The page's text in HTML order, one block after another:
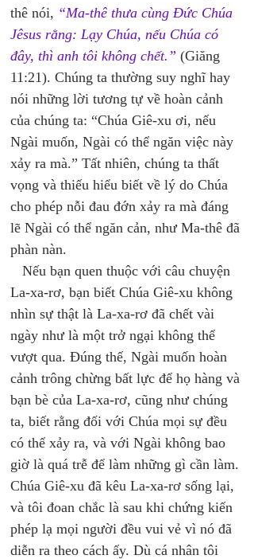
thê nói, “Ma-thê thưa cùng Đức Chúa
Jêsus rằng: Lạy Chúa, nếu Chúa có
đây, thì anh tôi không chết.” (Giăng
11:21). Chúng ta thường suy nghĩ hay
nói những lời tương tự về hoàn cảnh
của chúng ta: “Chúa Giê-xu ơi, nếu
Ngài muốn, Ngài có thể ngăn việc này
xảy ra mà.” Tất nhiên, chúng ta thất
vọng và thiếu hiểu biết về lý do Chúa
cho phép nỗi đau đớn xảy ra mà đáng
lẽ Ngài có thể ngăn cản, như Ma-thê đã
phàn nàn.
Nếu bạn quen thuộc với câu chuyện
La-xa-rơ, bạn biết Chúa Giê-xu không
nhìn sự thật là La-xa-rơ đã chết vài
ngày như là một trở ngại không thể
vượt qua. Đúng thế, Ngài muốn hoàn
cảnh trông chừng bất lực để họ hàng và
bạn bè của La-xa-rơ, cũng như chúng
ta, biết rằng đối với Chúa mọi sự đều
có thể xảy ra, và với Ngài không bao
giờ là quá trễ để làm những gì cần làm.
Chúa Giê-xu đã kêu La-xa-rơ sống lại,
và tôi đoan chắc là sau khi chứng kiến
phép lạ mọi người đều vui vẻ vì nó đã
diễn ra theo cách ấy. Dù cá nhân tôi